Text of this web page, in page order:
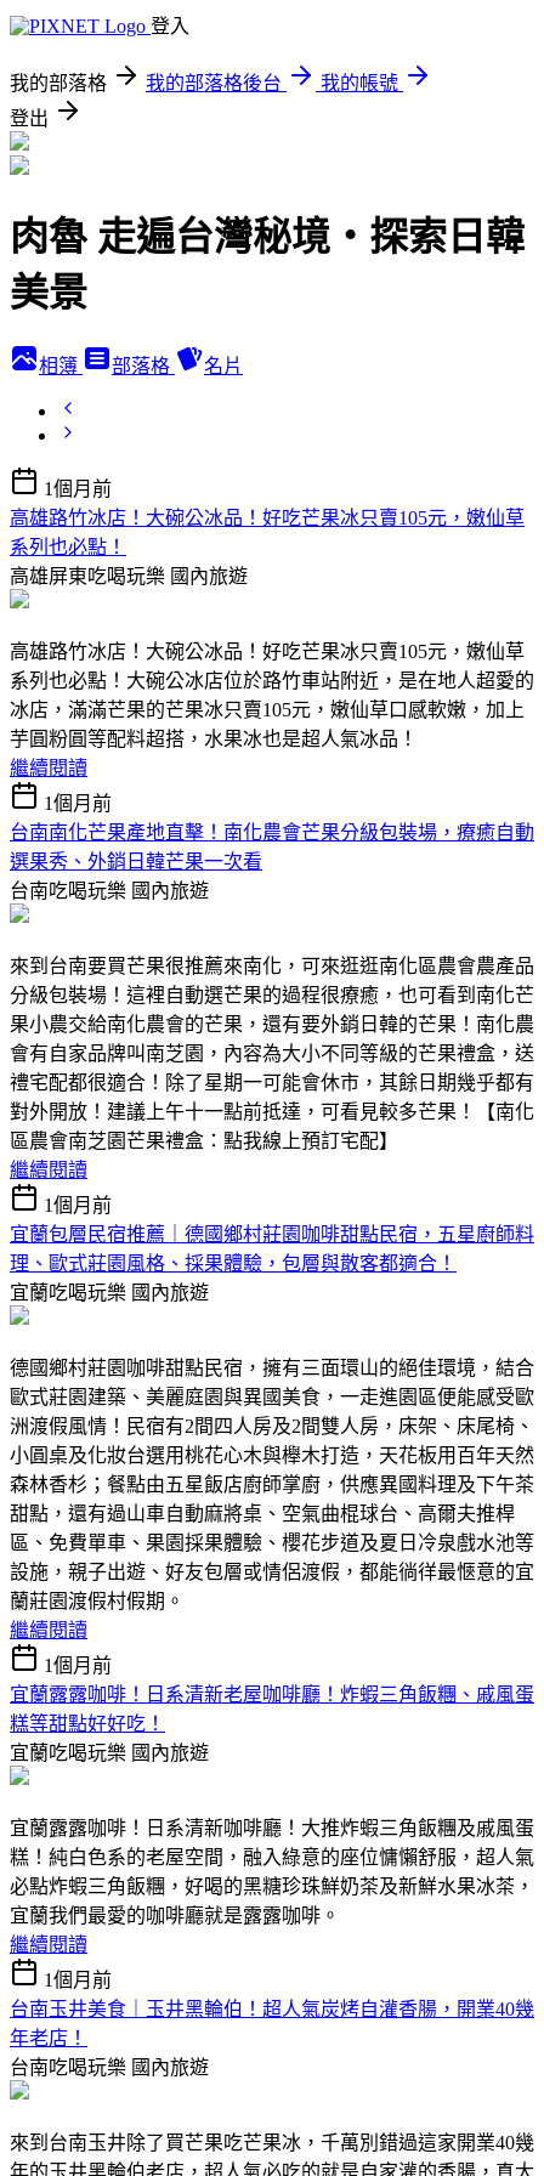
登入
我的部落格 我的部落格後台
我的帳號
登出
肉魯 走遍台灣秘境・探索日韓
美景
相簿 部落格 名片
1個月前
高雄路竹冰店！大碗公冰品！好吃芒果冰只賣105元，嫩仙草
系列也必點！
高雄屏東吃喝玩樂 國內旅遊
高雄路竹冰店！大碗公冰品！好吃芒果冰只賣105元，嫩仙草
系列也必點！大碗公冰店位於路竹車站附近，是在地人超愛的
冰店，滿滿芒果的芒果冰只賣105元，嫩仙草口感軟嫩，加上
芋圓粉圓等配料超搭，水果冰也是超人氣冰品！
繼續閱讀
1個月前
台南南化芒果產地直擊！南化農會芒果分級包裝場，療癒自動
選果秀、外銷日韓芒果一次看
台南吃喝玩樂 國內旅遊
來到台南要買芒果很推薦來南化，可來逛逛南化區農會農產品
分級包裝場！這裡自動選芒果的過程很療癒，也可看到南化芒
果小農交給南化農會的芒果，還有要外銷日韓的芒果！南化農
會有自家品牌叫南芝園，內容為大小不同等級的芒果禮盒，送
禮宅配都很適合！除了星期一可能會休市，其餘日期幾乎都有
對外開放！建議上午十一點前抵達，可看見較多芒果！【南化
區農會南芝園芒果禮盒：點我線上預訂宅配】
繼續閱讀
1個月前
宜蘭包層民宿推薦｜德國鄉村莊園咖啡甜點民宿，五星廚師料
理、歐式莊園風格、採果體驗，包層與散客都適合！
宜蘭吃喝玩樂 國內旅遊
德國鄉村莊園咖啡甜點民宿，擁有三面環山的絕佳環境，結合
歐式莊園建築、美麗庭園與異國美食，一走進園區便能感受歐
洲渡假風情！民宿有2間四人房及2間雙人房，床架、床尾椅、
小圓桌及化妝台選用桃花心木與櫸木打造，天花板用百年天然
森林香杉；餐點由五星飯店廚師掌廚，供應異國料理及下午茶
甜點，還有過山車自動麻將桌、空氣曲棍球台、高爾夫推桿
區、免費單車、果園採果體驗、櫻花步道及夏日冷泉戲水池等
設施，親子出遊、好友包層或情侶渡假，都能徜徉最愜意的宜
蘭莊園渡假村假期。
繼續閱讀
1個月前
宜蘭露露咖啡！日系清新老屋咖啡廳！炸蝦三角飯糰、戚風蛋
糕等甜點好好吃！
宜蘭吃喝玩樂 國內旅遊
宜蘭露露咖啡！日系清新咖啡廳！大推炸蝦三角飯糰及戚風蛋
糕！純白色系的老屋空間，融入綠意的座位慵懶舒服，超人氣
必點炸蝦三角飯糰，好喝的黑糖珍珠鮮奶茶及新鮮水果冰茶，
宜蘭我們最愛的咖啡廳就是露露咖啡。
繼續閱讀
1個月前
台南玉井美食｜玉井黑輪伯！超人氣炭烤自灌香腸，開業40幾
年老店！
台南吃喝玩樂 國內旅遊
來到台南玉井除了買芒果吃芒果冰，千萬別錯過這家開業40幾
年的玉井黑輪伯老店，超人氣必吃的就是自家灌的香腸，真大